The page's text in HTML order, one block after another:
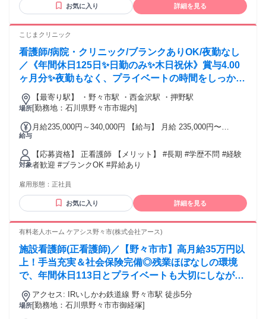
お気に入り 詳細を見る
こじまクリニック
看護師/病院・クリニック/ブランクありOK/夜勤なし
／《年間休日125日✨日勤のみ✨木日祝休》賞与4.00
ヶ月分✨夜勤もなく、プライベートの時間をしっかり
確保できる美容外科や美容皮膚科、形成外科のクリニ
ックです❗️
場所
【最寄り駅】 ・野々市駅 ・西金沢駅 ・押野駅
[勤務地：石川県野々市市堀内]
給与
月給235,000円～340,000円 【給与】 月給 235,000円〜
対象
【応募資格】 正看護師 【メリット】 #長期 #学歴不問 #経験
者歓迎 #ブランクOK #昇給あり
雇用形態： 正社員
お気に入り 詳細を見る
有料老人ホーム ケアシス野々市(株式会社アース)
施設看護師(正看護師)／【野々市市】高月給35万円以
上！手当充実＆社会保険完備◎残業ほぼなしの環境
で、年間休日113日とプライベートも大切にしながら
無理なく長く働けます！
場所
アクセス: IRいしかわ鉄道線 野々市駅 徒歩5分
[勤務地：石川県野々市市御経塚]